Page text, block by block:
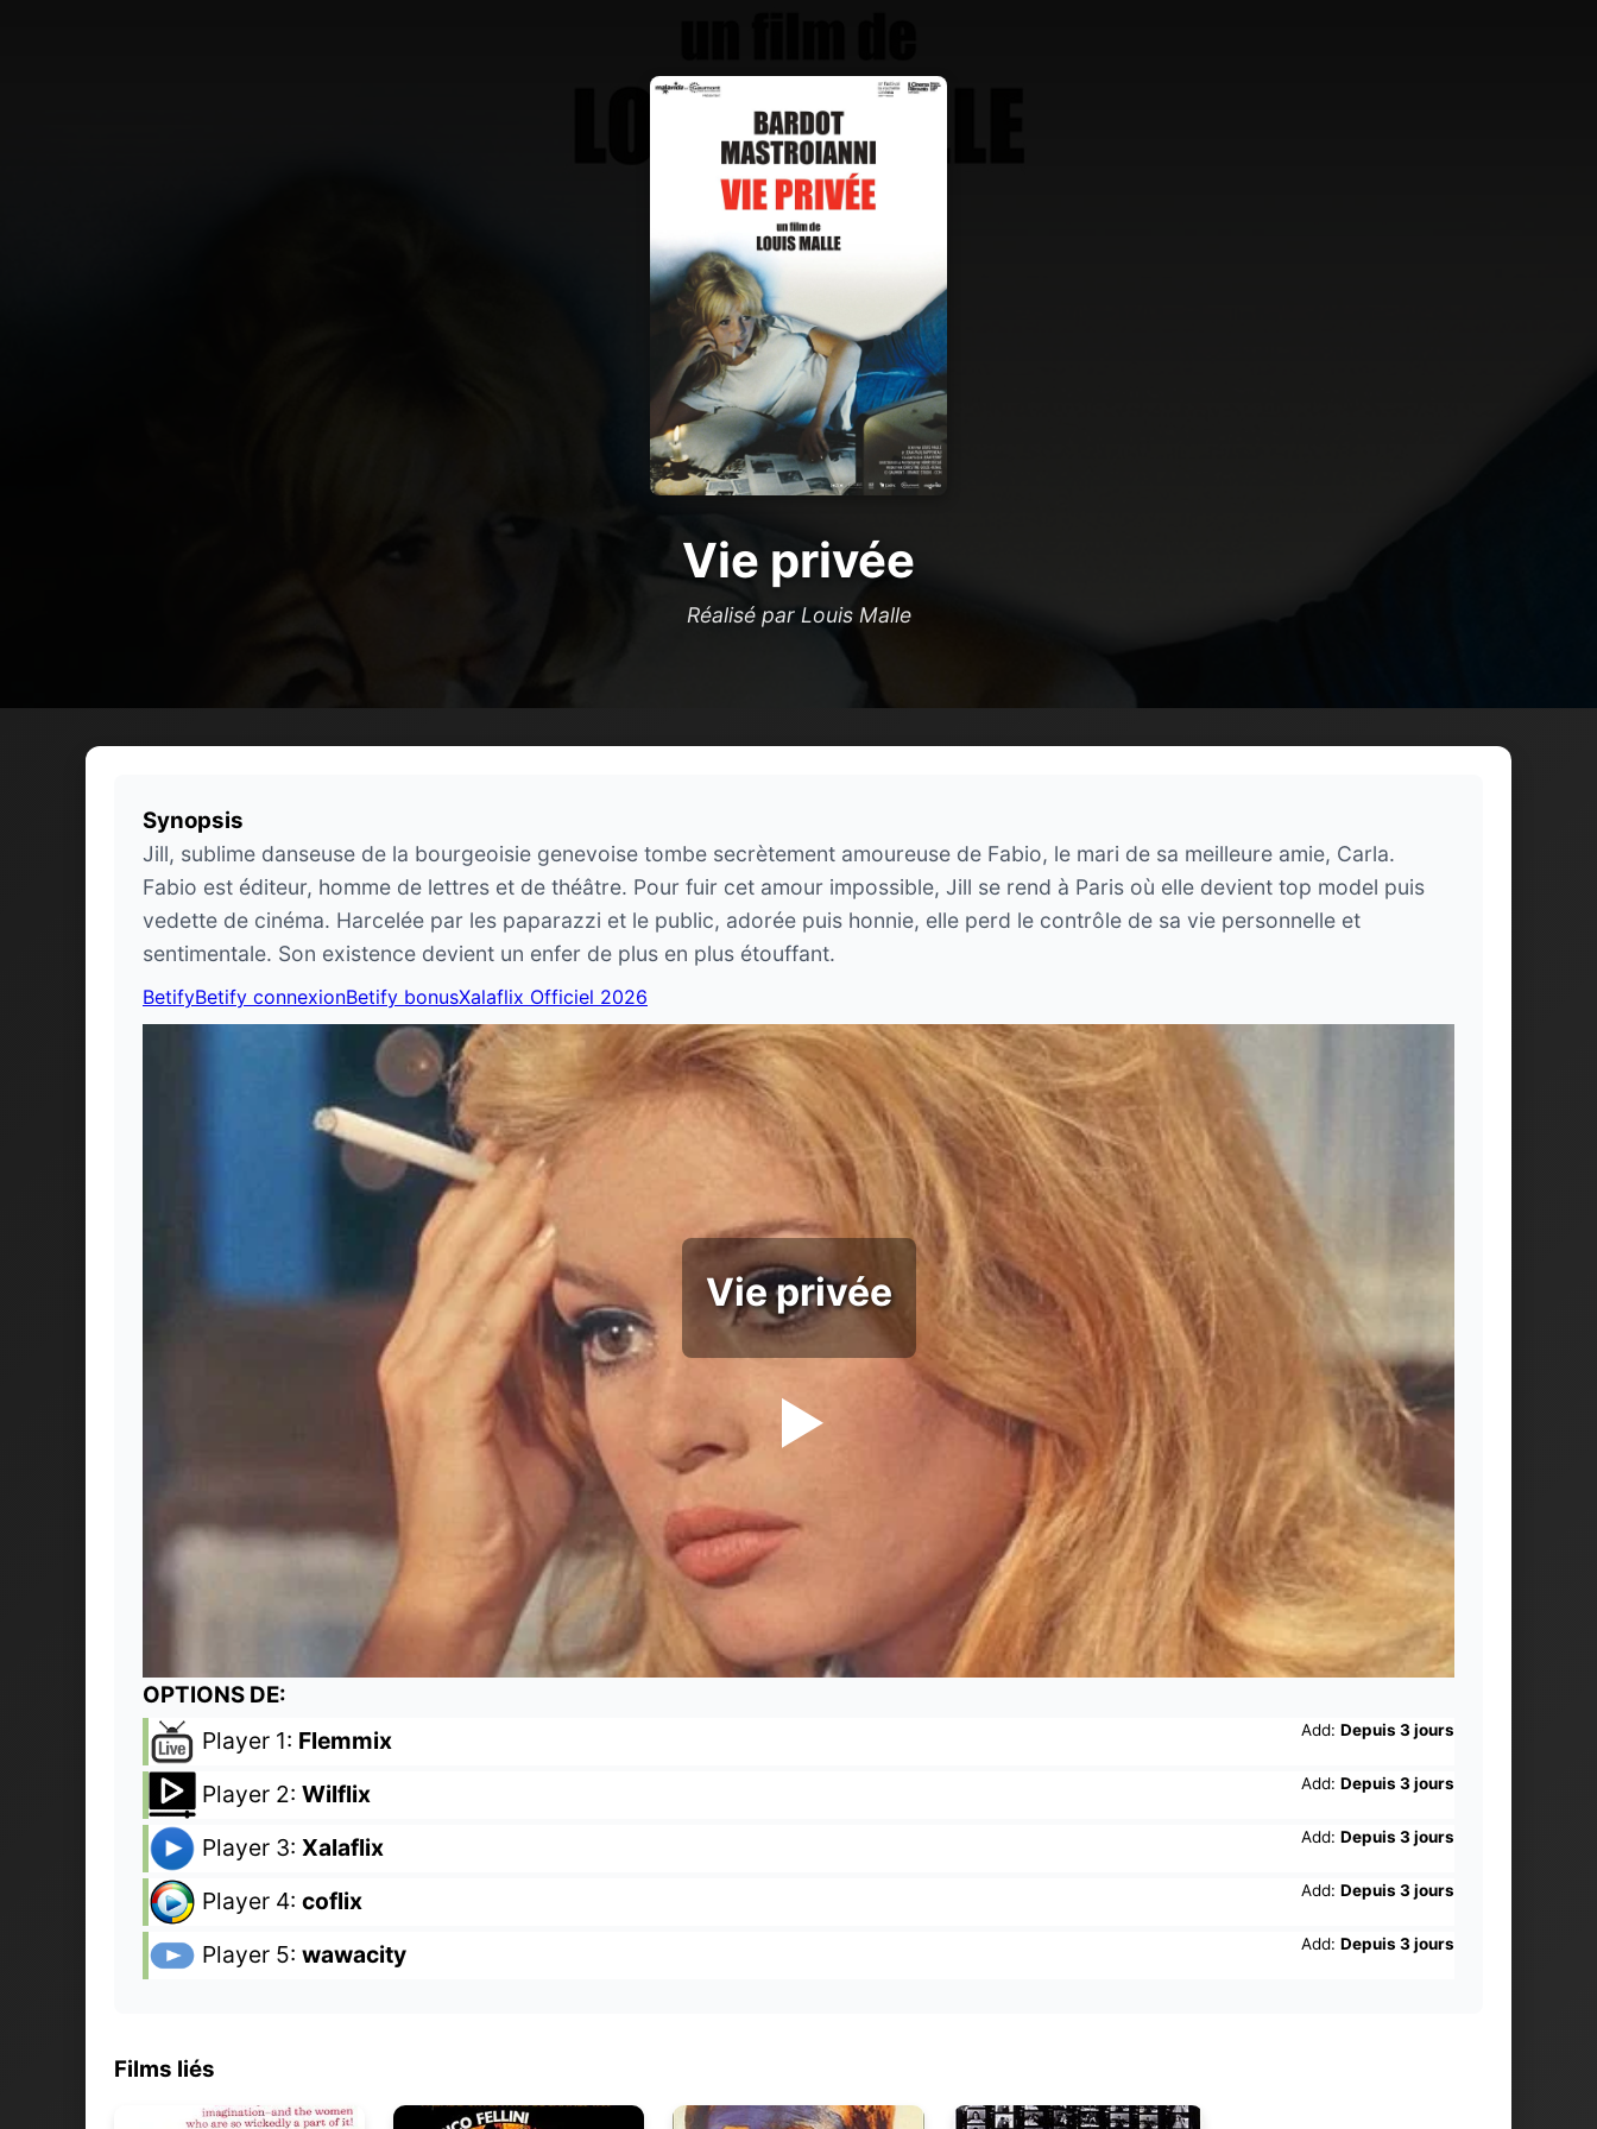
Vie privée
Réalisé par Louis Malle
Synopsis
Jill, sublime danseuse de la bourgeoisie genevoise tombe secrètement amoureuse de Fabio, le mari de sa meilleure amie, Carla.
Fabio est éditeur, homme de lettres et de théâtre. Pour fuir cet amour impossible, Jill se rend à Paris où elle devient top model puis
vedette de cinéma. Harcelée par les paparazzi et le public, adorée puis honnie, elle perd le contrôle de sa vie personnelle et
sentimentale. Son existence devient un enfer de plus en plus étouffant.
BetifyBetify connexionBetify bonusXalaflix Officiel 2026
Vie privée
OPTIONS DE:
Player 1: Flemmix Add: Depuis 3 jours
Player 2: Wilflix Add: Depuis 3 jours
Player 3: Xalaflix Add: Depuis 3 jours
Player 4: coflix Add: Depuis 3 jours
Player 5: wawacity Add: Depuis 3 jours
Films liés